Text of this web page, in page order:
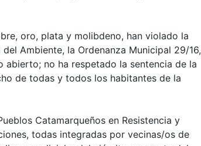
oro, plata y molibdeno, han violado la
Ambiente, la Ordenanza Municipal 29/16,
no ha respetado la sentencia de la
de todas y todos los habitantes de la
Catamarqueños en Resistencia y
todas integradas por vecinas/os de